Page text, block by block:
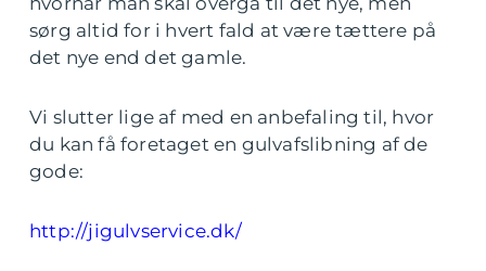
sørg altid for i hvert fald at være tættere på
det nye end det gamle.
Vi slutter lige af med en anbefaling til, hvor
du kan få foretaget en gulvafslibning af de
gode:
http://jigulvservice.dk/